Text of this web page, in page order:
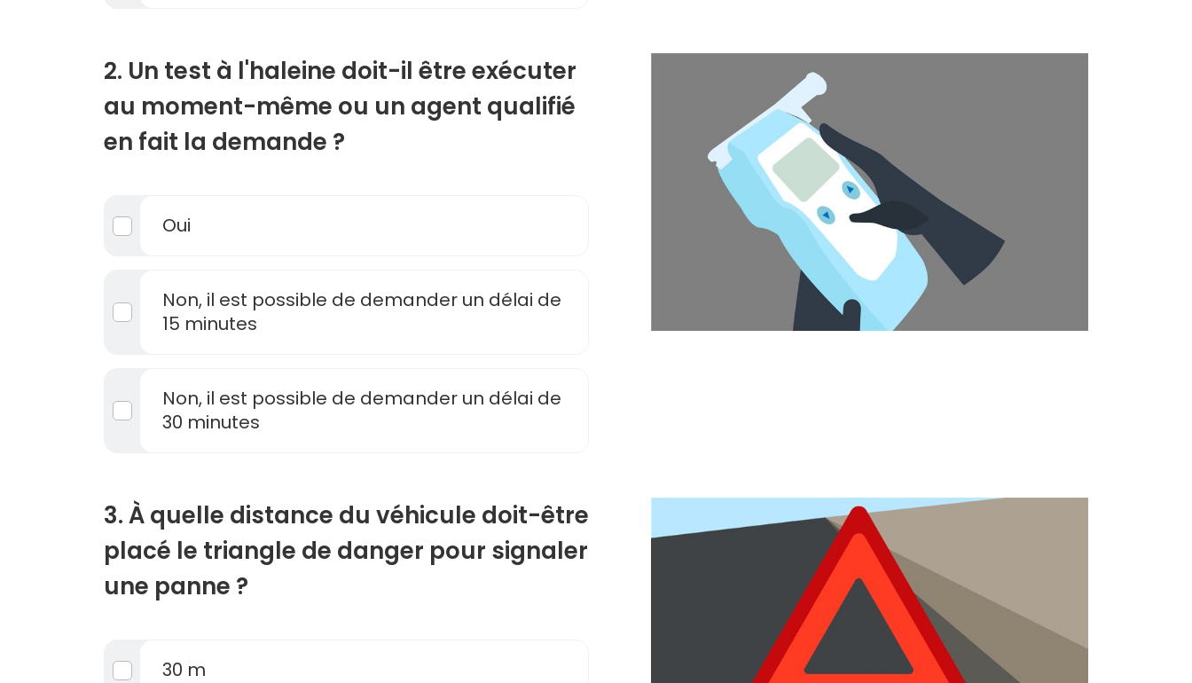
2. Un test à l'haleine doit-il être exécuter
au moment-même ou un agent qualifié
en fait la demande ?
Oui
Non, il est possible de demander un délai de
15 minutes
Non, il est possible de demander un délai de
30 minutes
3. À quelle distance du véhicule doit-être
placé le triangle de danger pour signaler
une panne ?
30 m